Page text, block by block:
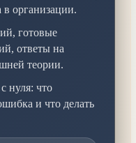
в организации.
готовые
ответы на
теории.
нуля: что
и что делать